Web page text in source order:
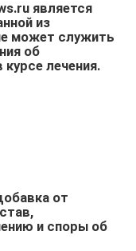
является
из
может служить
об
лечения.
от
и споры об